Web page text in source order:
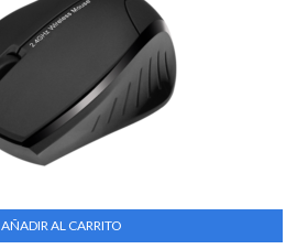
AÑADIR AL CARRITO